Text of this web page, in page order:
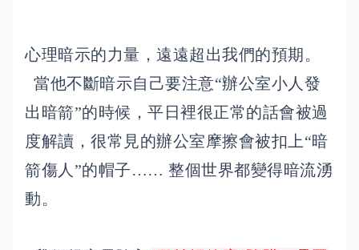
心理暗示的力量，遠遠超出我們的預期。
當他不斷暗示自己要注意“辦公室小人發
出暗箭”的時候，平日裡很正常的話會被過
度解讀，很常見的辦公室摩擦會被扣上“暗
箭傷人”的帽子…… 整個世界都變得暗流湧
動。